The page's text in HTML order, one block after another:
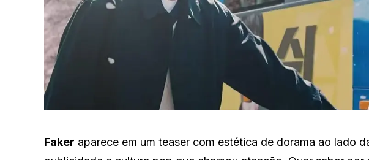
Faker aparece em um teaser com estética de dorama ao lado